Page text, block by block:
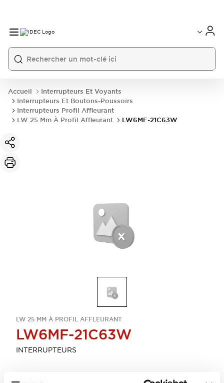
Accueil
Interrupteurs Et Voyants
Interrupteurs Et Boutons-Poussoirs
Interrupteurs Profil Affleurant
LW 25 Mm À Profil Affleurant
LW6MF-21C63W
LW 25 MM À PROFIL AFFLEURANT
LW6MF-21C63W
INTERRUPTEURS